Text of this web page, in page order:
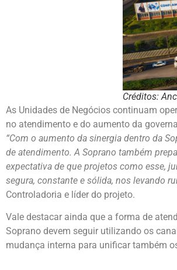
Créditos:
As Unidades de Negócios continuam
no atendimento e do aumento da
“Com o aumento da sinergia dentro da
de atendimento. A Soprano também
expectativa de que projetos como esse,
segura, constante e sólida, nos levando
Controladoria e líder do projeto.
Vale destacar ainda que a forma de
Soprano devem seguir utilizando os
mudança interna para unificar também